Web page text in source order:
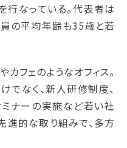
行なっている。代表者は
の平均年齢も35歳と若
フェのようなオフィス。
なく、新人研修制度、
ミナーの実施など若い社
進的な取り組みで、多方